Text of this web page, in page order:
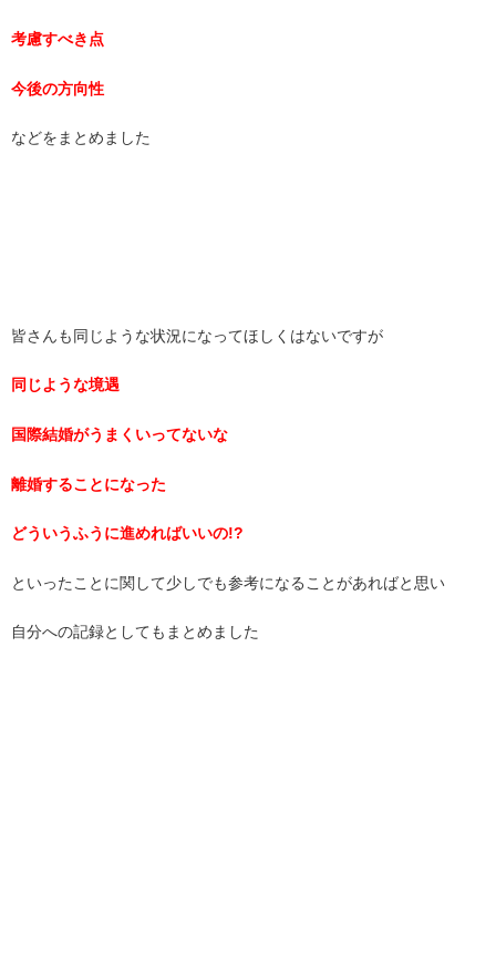
考慮すべき点
今後の方向性
などをまとめました
皆さんも同じような状況になってほしくはないですが
同じような境遇
国際結婚がうまくいってないな
離婚することになった
どういうふうに進めればいいの!?
といったことに関して少しでも参考になることがあればと思い
自分への記録としてもまとめました